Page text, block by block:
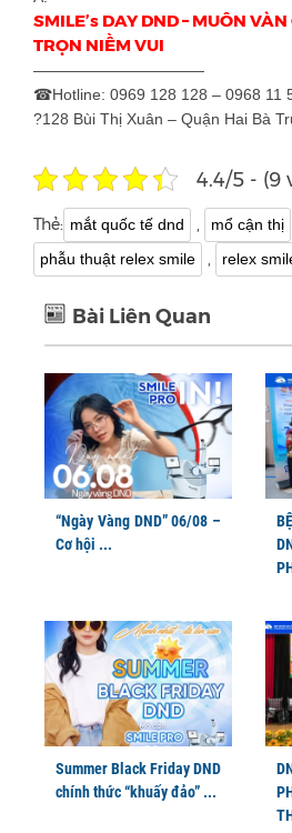
SMILE’s DAY DND – MUÔN VÀN
TRỌN NIỀM VUI
———————————
☎Hotline: 0969 128 128 – 0968 11
?128 Bùi Thị Xuân – Quận Hai Bà
4.4/5 - (9
Thẻ: mắt quốc tế dnd , mổ cận thị
phẫu thuật relex smile , relex
Bài Liên Quan
“Ngày Vàng DND” 06/08 –
Cơ hội ...
Summer Black Friday DND
chính thức “khuấy đảo” ...